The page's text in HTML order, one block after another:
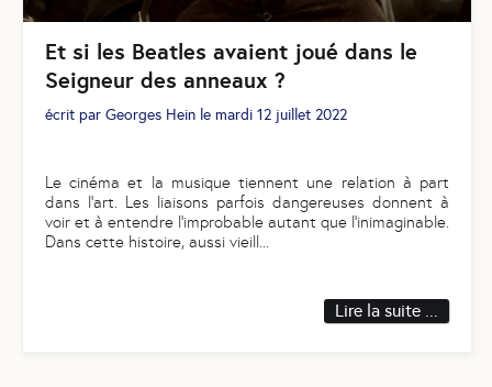
Et si les Beatles avaient joué dans le
Seigneur des anneaux ?
écrit par Georges Hein le mardi 12 juillet 2022
Le cinéma et la musique tiennent une relation à part
dans l’art. Les liaisons parfois dangereuses donnent à
voir et à entendre l'improbable autant que l’inimaginable.
Dans cette histoire, aussi vieill
Lire la suite ...